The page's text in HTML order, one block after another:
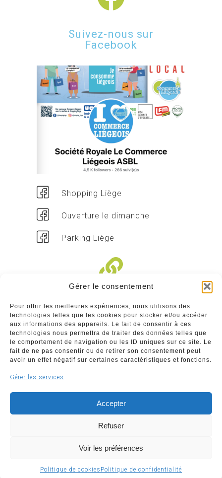
Gérer le consentement
Pour offrir les meilleures expériences, nous utilisons des
technologies telles que les cookies pour stocker et/ou accéder
aux informations des appareils. Le fait de consentir à ces
technologies nous permettra de traiter des données telles que
le comportement de navigation ou les ID uniques sur ce site. Le
fait de ne pas consentir ou de retirer son consentement peut
avoir un effet négatif sur certaines caractéristiques et fonctions.
Gérer les services
Accepter
Refuser
Voir les préférences
Politique de cookies Politique de confidentialité
Suivez-nous sur
Facebook
Shopping Liège
Ouverture le dimanche
Parking Liège
Commerçants
Annuaire des commerçants : insérez gratuitement
votre activité dans notre annuaire sur notre site ci-
dessous
Copyright © 2026 Société Royale Le Commerce Liégeois